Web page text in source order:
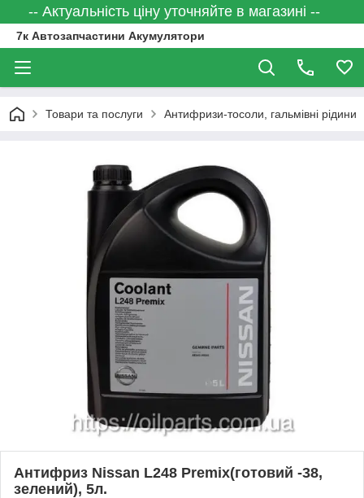
-- Актуальність ціну уточняйте в магазині --
7к Автозапчастини Акумулятори
Товари та послуги Антифризи-тосоли, гальмівні рідини
Антифриз Nissan L248 Premix(готовий -38,
зелений), 5л.